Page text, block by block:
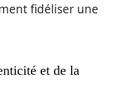
fidéliser une
et de la